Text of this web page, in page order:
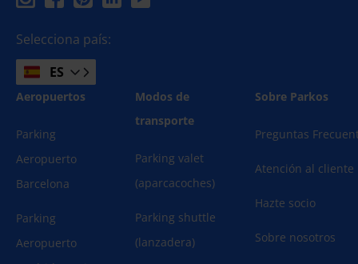
Selecciona país:
ES
Aeropuertos
Parking
Aeropuerto
Barcelona
Parking
Aeropuerto
Modos de
transporte
Parking valet
(aparcacoches)
Parking shuttle
(lanzadera)
Sobre Parkos
Preguntas
Atención al cliente
Hazte socio
Sobre nosotros